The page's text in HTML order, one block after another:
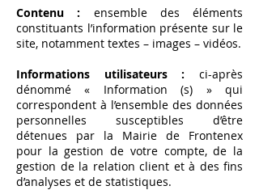
Contenu : ensemble des éléments
constituants l’information présente sur le
site, notamment textes – images – vidéos.
Informations utilisateurs : ci-après
dénommé « Information (s) » qui
correspondent à l’ensemble des données
personnelles susceptibles d’être
détenues par la Mairie de Frontenex
pour la gestion de votre compte, de la
gestion de la relation client et à des fins
d’analyses et de statistiques.